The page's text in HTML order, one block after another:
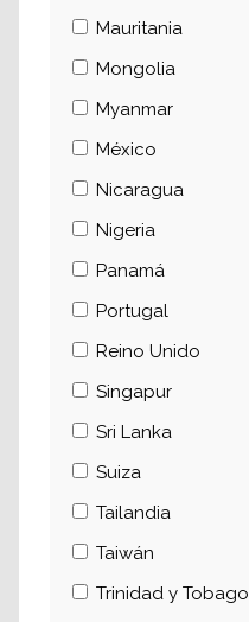
Mauritania
Mongolia
Myanmar
México
Nicaragua
Nigeria
Panamá
Portugal
Reino Unido
Singapur
Sri Lanka
Suiza
Tailandia
Taiwán
Trinidad y Tobago